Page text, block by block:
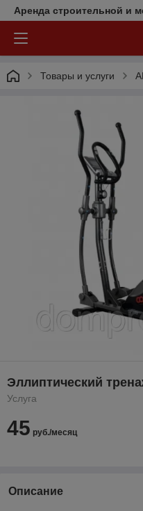
Аренда строительной и
Товары и услуги
Эллиптический
Услуга
45 руб./месяц
Описание